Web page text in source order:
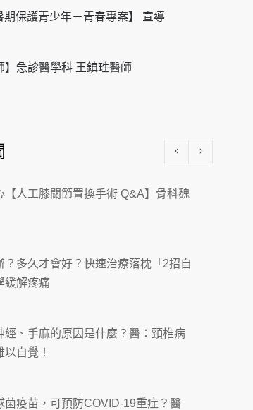
期保護青少年－青春專案】 宣導
】急診醫學科 王鎮珄醫師
臨洗腎？65歲男靠「這習慣」逆
揭3招救命
度！醫連收兩例中暑病例：致死
年 西園醫院回顧發展歷程與智慧
市「防癌保衛戰：健康好禮一手
【人工膝關節置換手術 Q&A】骨科魏
？多久才會好？快速治療落枕「2招自
緩解疼痛
經、手麻的原因是什麼？醫：頸椎病
自覺！
菌疫苗，可預防COVID-19重症？醫